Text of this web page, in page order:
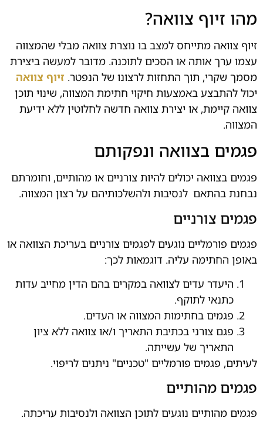
מהו זיוף צוואה?
זיוף צוואה מתייחס למצב בו נוצרת צוואה מבלי שהמצווה
עצמו ערך אותה או הסכים לתוכנה. מדובר למעשה ביצירת
מסמך שקרי, תוך התחזות לרצונו של הנפטר. זיוף צוואה
יכול להתבצע באמצעות חיקוי חתימת המצווה, שינוי תוכן
צוואה קיימת, או יצירת צוואה חדשה לחלוטין ללא ידיעת
המצווה.
פגמים בצוואה ונפקותם
פגמים בצוואה יכולים להיות צורניים או מהותיים, וחומרתם
נבחנת בהתאם לנסיבות ולהשלכותיהם על רצון המצווה.
פגמים צורניים
פגמים פורמליים נוגעים לפגמים צורניים בעריכת הצוואה או
באופן החתימה עליה. דוגמאות לכך:
היעדר עדים לצוואה במקרים בהם הדין מחייב עדות
כתנאי לתוקף.
פגמים בחתימות המצווה או העדים.
פגם צורני בכתיבת התאריך ו/או צוואה ללא ציון
התאריך של עשייתה.
לעיתים, פגמים פורמליים "טכניים" ניתנים לריפוי.
פגמים מהותיים
פגמים מהותיים נוגעים לתוכן הצוואה ולנסיבות עריכתה.